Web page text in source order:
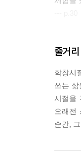
소설을
--- p.35
나는 담
있었다.
제야
줄거리
학창시
쓰는
시절을
오래전
순간,